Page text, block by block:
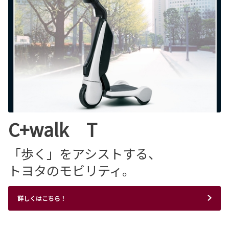
C+walk T
「歩く」をアシストする、
トヨタのモビリティ。
詳しくはこちら！